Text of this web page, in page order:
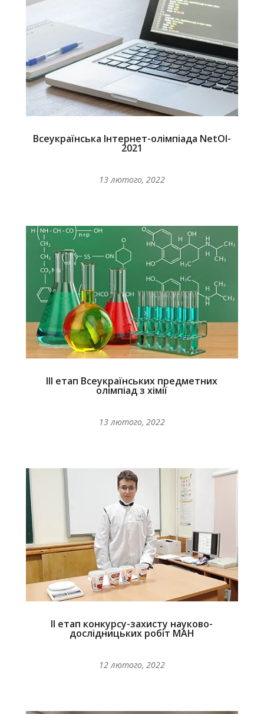
Всеукраїнська Інтернет-олімпіада NetOI-
2021
13 лютого, 2022
ІІІ етап Всеукраїнських предметних
олімпіад з хімії
13 лютого, 2022
ІІ етап конкурсу-захисту науково-
дослідницьких робіт МАН
12 лютого, 2022